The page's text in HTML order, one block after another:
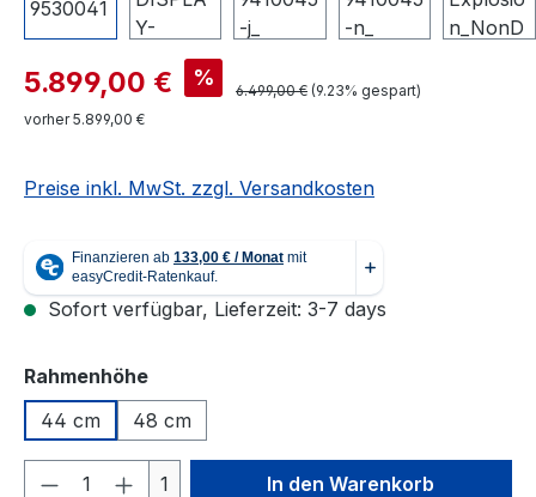
Verkaufspreis:
5.899,00 € % Regulärer Preis:
6.499,00 € (9.23% gespart)
vorher 5.899,00 €
Preise inkl. MwSt. zzgl. Versandkosten
Sofort verfügbar, Lieferzeit: 3-7 days
Rahmenhöheauswählen
44 cm
48 cm
Produkt Anzahl: Gib den
1 In den Warenkorb